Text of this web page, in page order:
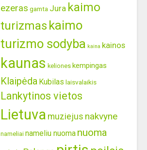
ezeras gamta Jura kaimo
turizmas kaimo
turizmo sodyba kaina kainos
kaunas keliones kempingas
Klaipėda Kubilas laisvalaikis
Lankytinos vietos
Lietuva muziejus nakvyne
nameliai nameliu nuoma nuoma